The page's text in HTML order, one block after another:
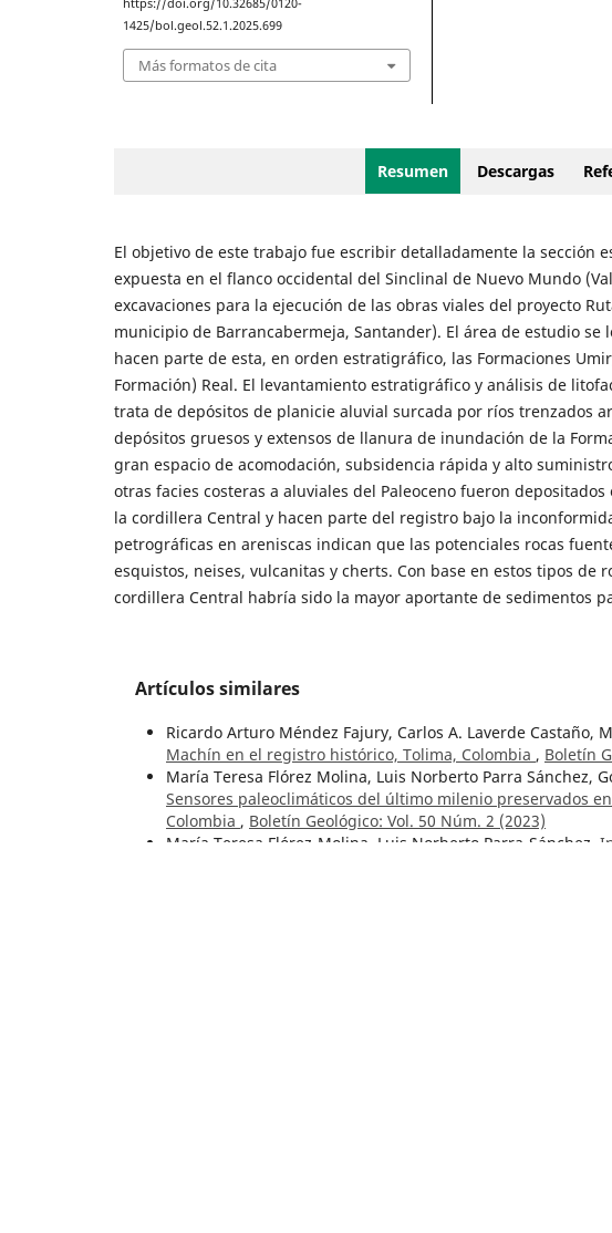
https://doi.org/10.32685/0120-
1425/bol.geol.52.1.2025.699
Más formatos de cita
Resumen Descargas
El objetivo de este trabajo fue escribir detalladamente la sección
expuesta en el flanco occidental del Sinclinal de Nuevo Mundo
excavaciones para la ejecución de las obras viales del proyecto
municipio de Barrancabermeja, Santander). El área de estudio se
hacen parte de esta, en orden estratigráfico, las Formaciones
Formación) Real. El levantamiento estratigráfico y análisis de
trata de depósitos de planicie aluvial surcada por ríos trenzados
depósitos gruesos y extensos de llanura de inundación de la
gran espacio de acomodación, subsidencia rápida y alto
otras facies costeras a aluviales del Paleoceno fueron
la cordillera Central y hacen parte del registro bajo la
petrográficas en areniscas indican que las potenciales rocas
esquistos, neises, vulcanitas y cherts. Con base en estos tipos de
cordillera Central habría sido la mayor aportante de sedimentos
Artículos similares
Ricardo Arturo Méndez Fajury, Carlos A. Laverde Castaño,
Machín en el registro histórico, Tolima, Colombia , Boletín
María Teresa Flórez Molina, Luis Norberto Parra Sánchez,
Sensores paleoclimáticos del último milenio preservados
Colombia , Boletín Geológico: Vol. 50 Núm. 2 (2023)
María Teresa Flórez-Molina, Luis Norberto Parra-Sánchez,